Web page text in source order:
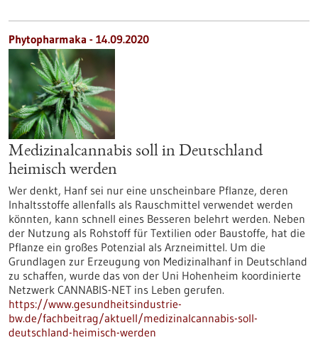
Phytopharmaka - 14.09.2020
Medizinalcannabis soll in Deutschland
heimisch werden
Wer denkt, Hanf sei nur eine unscheinbare Pflanze, deren
Inhaltsstoffe allenfalls als Rauschmittel verwendet werden
könnten, kann schnell eines Besseren belehrt werden. Neben
der Nutzung als Rohstoff für Textilien oder Baustoffe, hat die
Pflanze ein großes Potenzial als Arzneimittel. Um die
Grundlagen zur Erzeugung von Medizinalhanf in Deutschland
zu schaffen, wurde das von der Uni Hohenheim koordinierte
Netzwerk CANNABIS-NET ins Leben gerufen.
https://www.gesundheitsindustrie-
bw.de/fachbeitrag/aktuell/medizinalcannabis-soll-
deutschland-heimisch-werden